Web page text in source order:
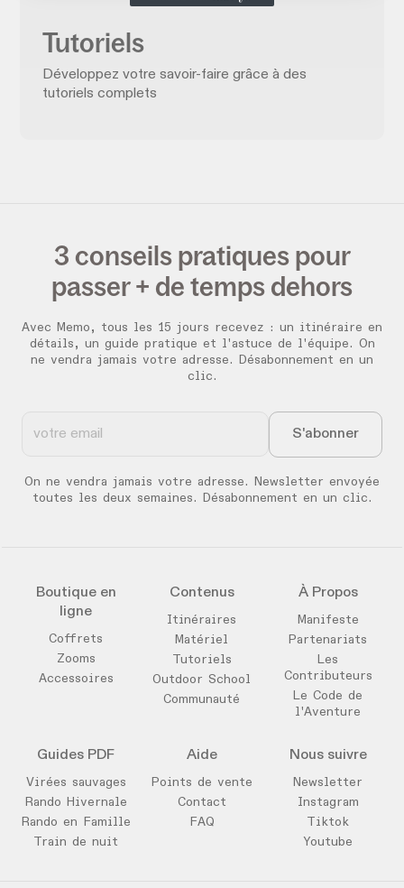
Tutoriels
Développez votre savoir-faire grâce à des
tutoriels complets
3 conseils pratiques pour
passer + de temps dehors
Avec Memo, tous les 15 jours recevez : un itinéraire en
détails, un guide pratique et l'astuce de l'équipe. On
ne vendra jamais votre adresse. Désabonnement en un
clic.
On ne vendra jamais votre adresse. Newsletter envoyée
toutes les deux semaines. Désabonnement en un clic.
Boutique en
ligne
Coffrets
Zooms
Accessoires
Contenus
Itinéraires
Matériel
Tutoriels
Outdoor School
Communauté
À Propos
Manifeste
Partenariats
Les
Contributeurs
Le Code de
l'Aventure
Guides PDF
Virées sauvages
Rando Hivernale
Rando en Famille
Train de nuit
Aide
Points de vente
Contact
FAQ
Nous suivre
Newsletter
Instagram
Tiktok
Youtube